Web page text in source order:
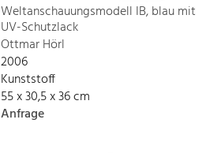
Weltanschauungsmodell IB, blau mit
UV-Schutzlack
Ottmar Hörl
2006
Kunststoff
55 x 30,5 x 36 cm
Anfrage